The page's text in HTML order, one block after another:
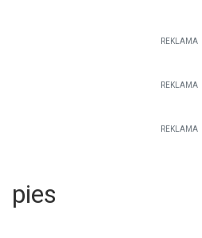
REKLAMA
REKLAMA
REKLAMA
pies